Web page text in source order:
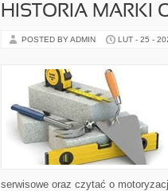
HISTORIA MARKI
POSTED BY ADMIN LUT - 25 -
serwisowe oraz czytać o